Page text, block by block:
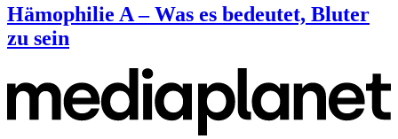
Hämophilie A – Was es bedeutet, Bluter
zu sein